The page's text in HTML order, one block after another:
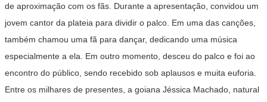
de aproximação com os fãs. Durante a apresentação, convidou um
jovem cantor da plateia para dividir o palco. Em uma das canções,
também chamou uma fã para dançar, dedicando uma música
especialmente a ela. Em outro momento, desceu do palco e foi ao
encontro do público, sendo recebido sob aplausos e muita euforia.
Entre os milhares de presentes, a goiana Jéssica Machado, natural